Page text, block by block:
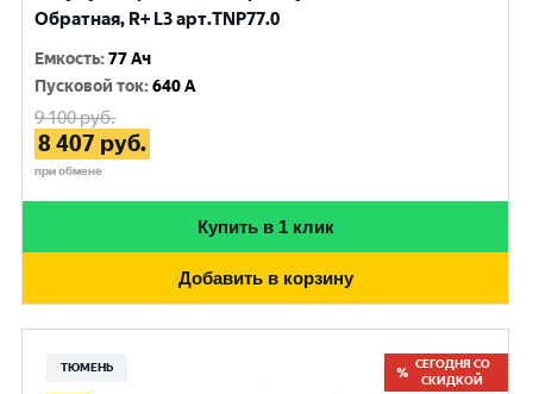
Обратная, R+ L3 арт.TNP77.0
Емкость:77 Ач
Пусковой ток:640 A
9 100руб.
8 407 руб.
при обмене
Купить в 1 клик
Добавить в корзину
ТЮМЕНЬ
СЕГОДНЯ СО
СКИДКОЙ